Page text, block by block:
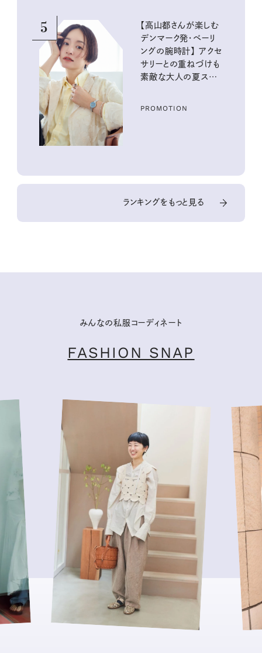
5
【高山都さんが楽しむ
デンマーク発・ベーリ
ングの腕時計】 アクセ
サリーとの重ねづけも
素敵な大人の夏スタイ
PROMOTION
ランキングをもっと見る
みんなの私服コーディネート
FASHION SNAP